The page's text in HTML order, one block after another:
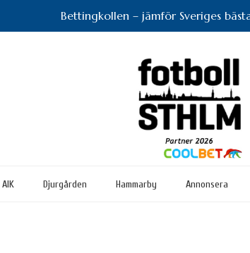
Bettingkollen – jämför Sveriges
AIK Djurgården Hammarby Annonsera